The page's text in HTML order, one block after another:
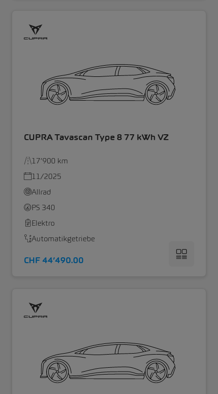
CUPRA Tavascan Type 8 77 kWh VZ
17’900 km
11/2025
Allrad
PS 340
Elektro
Automatikgetriebe
CHF 44’490.00